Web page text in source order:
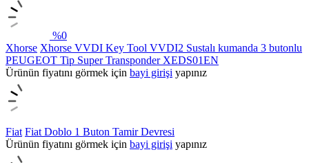
%0
Xhorse Xhorse VVDI Key Tool VVDI2 Sustalı kumanda 3 butonlu
PEUGEOT Tip Super Transponder XEDS01EN
Ürünün fiyatını görmek için bayi girişi yapınız
Fiat Fiat Doblo 1 Buton Tamir Devresi
Ürünün fiyatını görmek için bayi girişi yapınız